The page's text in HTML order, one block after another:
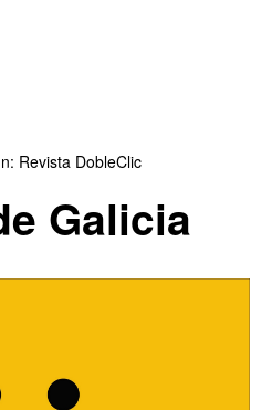
Revista DobleClic
Galicia